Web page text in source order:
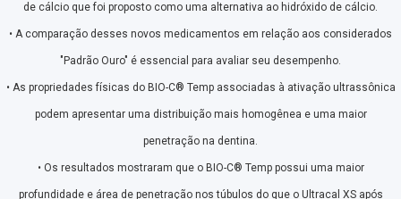
de cálcio que foi proposto como uma alternativa ao hidróxido de cálcio.
• A comparação desses novos medicamentos em relação aos considerados
"Padrão Ouro" é essencial para avaliar seu desempenho.
• As propriedades físicas do BIO-C® Temp associadas à ativação ultrassônica
podem apresentar uma distribuição mais homogênea e uma maior
penetração na dentina.
• Os resultados mostraram que o BIO-C® Temp possui uma maior
profundidade e área de penetração nos túbulos do que o Ultracal XS após